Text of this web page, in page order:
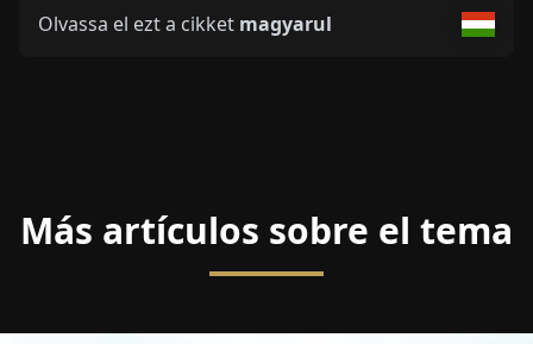
Olvassa el ezt a cikket magyarul
Más artículos sobre el tema